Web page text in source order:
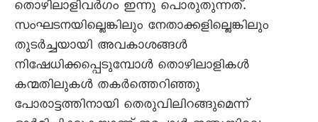
തൊഴിലാളിവർഗം ഇന്നു പൊരുതുന്നത്.
സംഘടനയില്ലെങ്കിലും നേതാക്കളില്ലെങ്കിലും
തുടർച്ചയായി അവകാശങ്ങൾ
നിഷേധിക്കപ്പെടുമ്പോൾ തൊഴിലാളികൾ
കന്മതിലുകൾ തകർത്തെറിഞ്ഞു
പോരാട്ടത്തിനായി തെരുവിലിറങ്ങുമെന്ന്